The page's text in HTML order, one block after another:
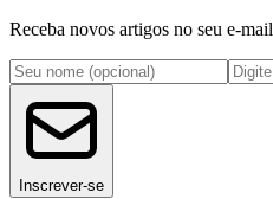
Receba novos artigos no seu e-mail
Inscrever-se